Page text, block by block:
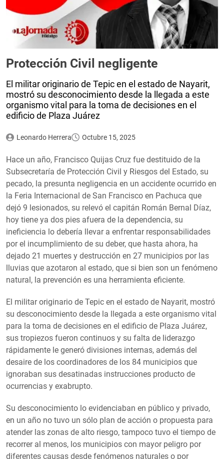
Protección Civil negligente
El militar originario de Tepic en el estado de Nayarit,
mostró su desconocimiento desde la llegada a este
organismo vital para la toma de decisiones en el
edificio de Plaza Juárez
Leonardo Herrera Octubre 15, 2025
Hace un año, Francisco Quijas Cruz fue destituido de la
Subsecretaría de Protección Civil y Riesgos del Estado, su
pecado, la presunta negligencia en un accidente ocurrido en
la Feria Internacional de San Francisco en Pachuca que
dejó 9 lesionados, su relevó el capitán Román Bernal Díaz,
hoy tiene ya dos pies afuera de la dependencia, su
ineficiencia lo debería llevar a enfrentar responsabilidades
por el incumplimiento de su deber, que hasta ahora, ha
dejado 21 muertes y destrucción en 27 municipios por las
lluvias que azotaron al estado, que si bien son un fenómeno
natural, la prevención es una herramienta eficiente.
El militar originario de Tepic en el estado de Nayarit, mostró
su desconocimiento desde la llegada a este organismo vital
para la toma de decisiones en el edificio de Plaza Juárez,
sus tropiezos fueron continuos y su falta de liderazgo
rápidamente le generó divisiones internas, además del
desaire de los coordinadores de los 84 municipios que
ignoraban sus desatinadas instrucciones producto de
ocurrencias y exabrupto.
Su desconocimiento lo evidenciaban en público y privado,
en un año no tuvo un sólo plan de acción o propuesta para
atender las zonas de alto riesgo, tampoco tuvo el tiempo de
recorrer al menos, los municipios con mayor peligro por
diferentes causas desde fenómenos naturales o por